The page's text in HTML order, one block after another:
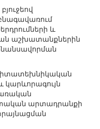
և
աշխատանքներին
կարևորագույն
արտադրանքի